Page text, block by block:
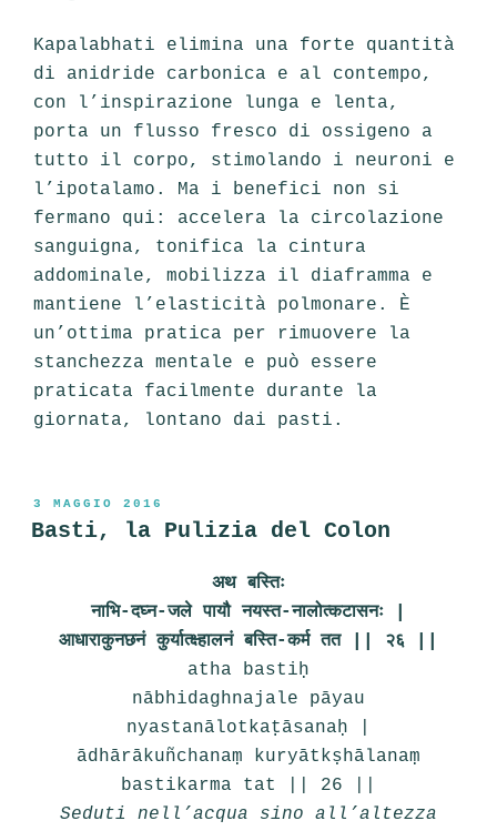
Kapalabhati elimina una forte quantità
di anidride carbonica e al contempo,
con l’inspirazione lunga e lenta,
porta un flusso fresco di ossigeno a
tutto il corpo, stimolando i neuroni e
l’ipotalamo. Ma i benefici non si
fermano qui: accelera la circolazione
sanguigna, tonifica la cintura
addominale, mobilizza il diaframma e
mantiene l’elasticità polmonare. È
un’ottima pratica per rimuovere la
stanchezza mentale e può essere
praticata facilmente durante la
giornata, lontano dai pasti.
PUBBLICATO
IL
3 MAGGIO 2016
Basti, la Pulizia del Colon
अथ बस्तिः
नाभि-दघ्न-जले पायौ नयस्त-नालोत्कटासनः |
आधाराकुनछनं कुर्यात्क्ष्हालनं बस्ति-कर्म तत || २६ ||
atha bastiḥ
nābhidaghnajale pāyau
nyastanālotkaṭāsanaḥ |
ādhārākuñchanaṃ kuryātkṣhālanaṃ
bastikarma tat || 26 ||
Seduti nell’acqua sino all’altezza